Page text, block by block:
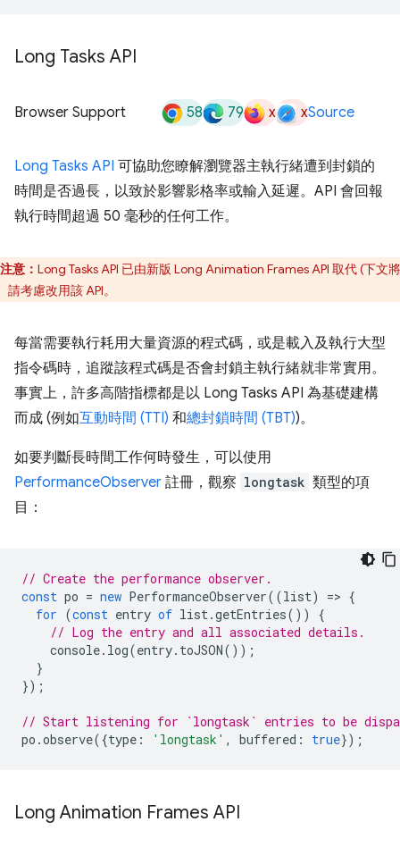
Long Tasks API
Browser Support 58 79 x xSource
Long Tasks API 可協助您瞭解瀏覽器主執行緒遭到封鎖的
時間是否過長，以致於影響影格率或輸入延遲。API 會回報
執行時間超過 50 毫秒的任何工作。
注意： Long Tasks API 已由新版 Long Animation Frames API 取代 (下文
請考慮改用該 API。
每當需要執行耗用大量資源的程式碼，或是載入及執行大型
指令碼時，追蹤該程式碼是否會封鎖主執行緒就非常實用。
事實上，許多高階指標都是以 Long Tasks API 為基礎建構
而成 (例如互動時間 (TTI) 和總封鎖時間 (TBT))。
如要判斷長時間工作何時發生，可以使用
PerformanceObserver 註冊，觀察 longtask 類型的項
目：
// Create the performance observer.
const po = new PerformanceObserver((list) => {
for (const entry of list.getEntries())
{
// Log the entry and all associated details.
console. log(entry. toJSON());
}
});
// Start listening for `longtask` entries to be
po .observe({type : 'longtask' , buffered : true});
Long Animation Frames API